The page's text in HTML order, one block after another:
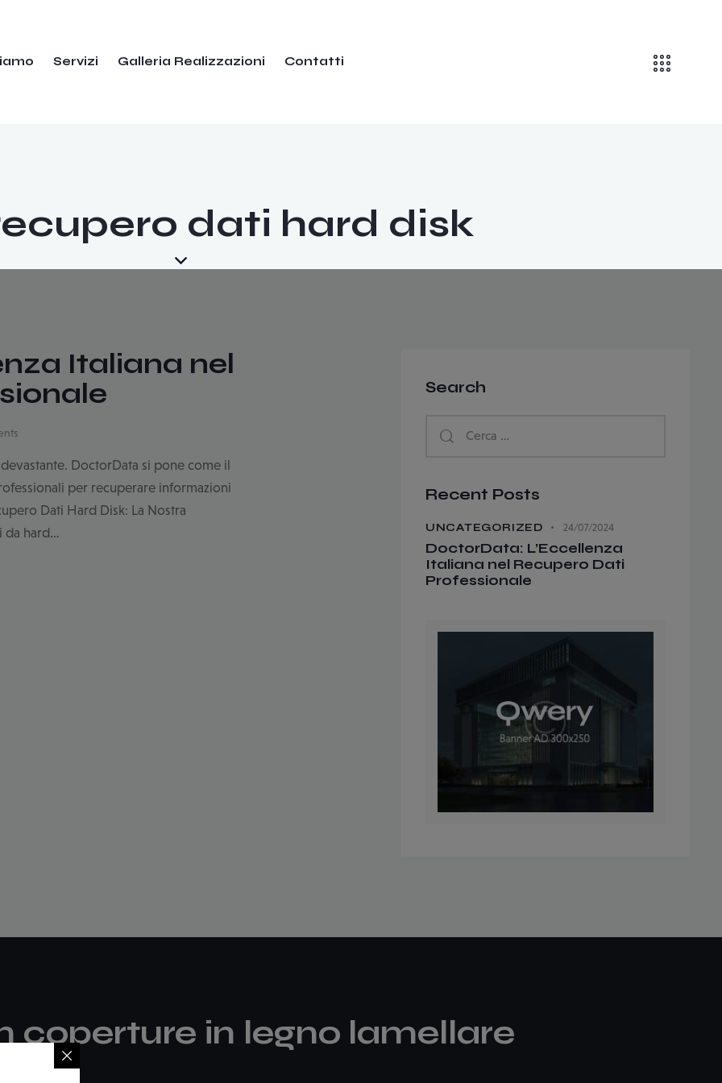
Servizi Galleria Realizzazioni Contatti
dati hard disk
Italiana nel
DoctorData si pone come il
per recuperare informazioni
Dati Hard Disk: La Nostra
da hard…
Search
Recent Posts
UNCATEGORIZED 24/07/2024
DoctorData: L’Eccellenza
Italiana nel Recupero Dati
Professionale
coperture in legno lamellare​​
_